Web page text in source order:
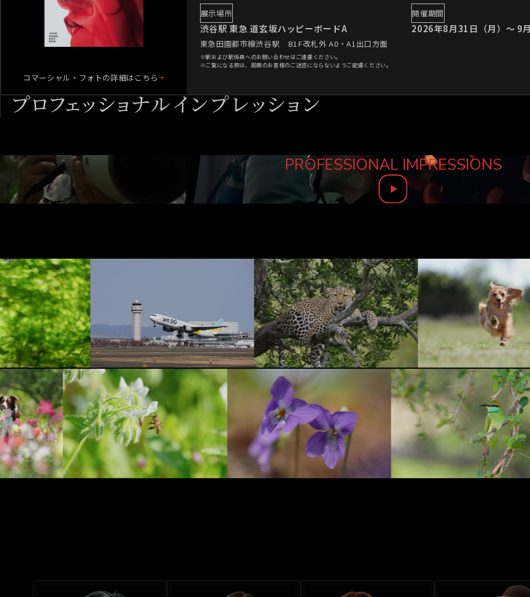
コマーシャル・フォトの詳細はこちら
展示場所
渋谷駅 東急 道玄坂ハッピーボードA
東急田園都市線渋谷駅 B1F改札外 A0・A1出口方面
※駅および駅係員へのお問い合わせはご遠慮ください。
※ご覧になる際は、周囲のお客様のご迷惑にならないようご配慮ください。
開催期間
2026年8月31日（月）～ 9月
PROFESSIONAL IMPRESSIONS